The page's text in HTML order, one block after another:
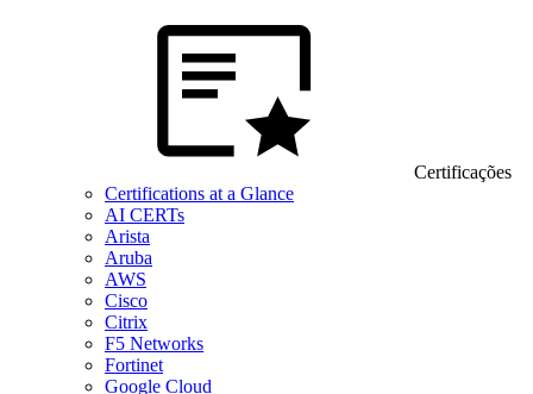
Certificações
Certifications at a Glance
AI CERTs
Arista
Aruba
AWS
Cisco
Citrix
F5 Networks
Fortinet
Google Cloud